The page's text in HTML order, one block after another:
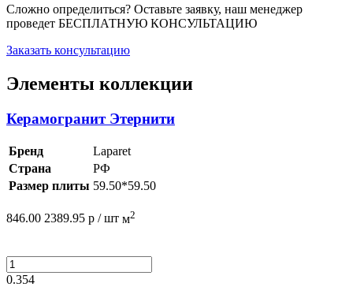
Сложно определиться? Оставьте заявку, наш менеджер
проведет БЕСПЛАТНУЮ КОНСУЛЬТАЦИЮ
Заказать консультацию
Элементы коллекции
Керамогранит Этернити
Бренд
Laparet
Страна
РФ
Размер плиты 59.50*59.50
846.00 2389.95 р / шт м2
0.354